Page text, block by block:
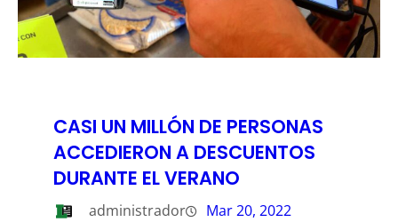
CASI UN MILLÓN DE PERSONAS
ACCEDIERON A DESCUENTOS
DURANTE EL VERANO
administrador Mar 20, 2022